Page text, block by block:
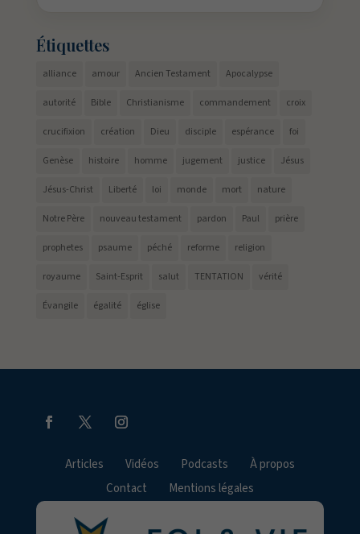
Étiquettes
alliance amour Ancien Testament Apocalypse
autorité Bible Christianisme commandement croix
crucifixion création Dieu disciple espérance foi
Genèse histoire homme jugement justice Jésus
Jésus-Christ Liberté loi monde mort nature
Notre Père nouveau testament pardon Paul prière
prophetes psaume péché reforme religion
royaume Saint-Esprit salut TENTATION vérité
Évangile égalité église
Articles Vidéos Podcasts
À propos
Contact
Mentions légales